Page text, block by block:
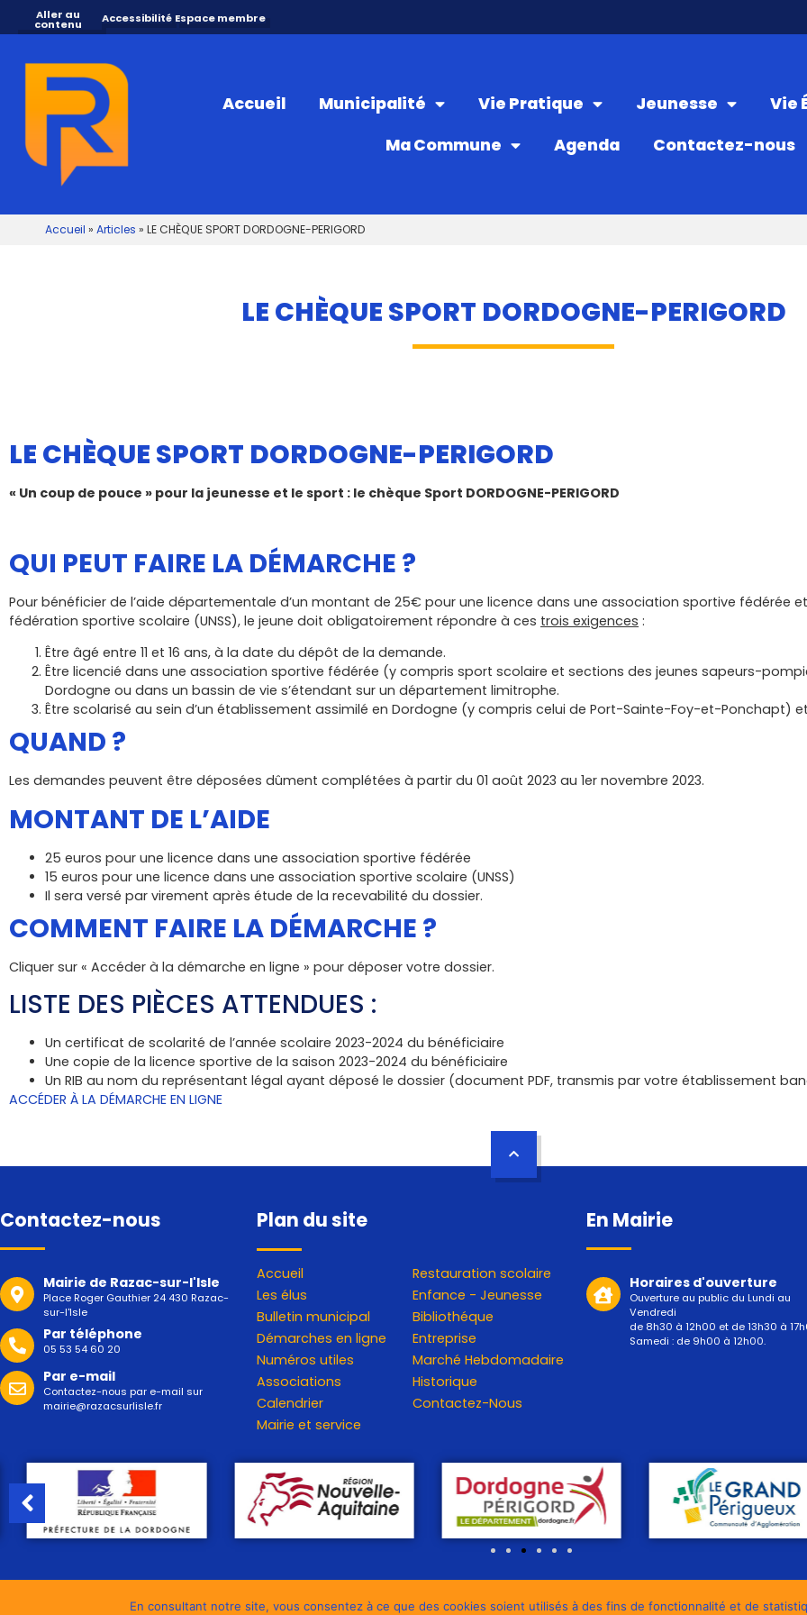
Aller au
contenu Accessibilité Espace membre
Accueil Municipalité Vie Pratique Jeunesse
Vie
Ma Commune
Agenda Contactez-nous
Accueil » Articles » LE CHÈQUE SPORT DORDOGNE-PERIGORD
LE CHÈQUE SPORT DORDOGNE-PERIGORD
LE CHÈQUE SPORT DORDOGNE-PERIGORD
« Un coup de pouce » pour la jeunesse et le sport : le chèque Sport DORDOGNE-PERIGORD
QUI PEUT FAIRE LA DÉMARCHE ?
Pour bénéficier de l’aide départementale d’un montant de 25€ pour une licence dans une association sportive fédérée
fédération sportive scolaire (UNSS), le jeune doit obligatoirement répondre à ces trois exigences :
Être âgé entre 11 et 16 ans, à la date du dépôt de la demande.
Être licencié dans une association sportive fédérée (y compris sport scolaire et sections des jeunes sapeurs-
Dordogne ou dans un bassin de vie s’étendant sur un département limitrophe.
Être scolarisé au sein d’un établissement assimilé en Dordogne (y compris celui de Port-Sainte-Foy-et-Ponchapt)
QUAND ?
Les demandes peuvent être déposées dûment complétées à partir du 01 août 2023 au 1er novembre 2023.
MONTANT DE L’AIDE
25 euros pour une licence dans une association sportive fédérée
15 euros pour une licence dans une association sportive scolaire (UNSS)
Il sera versé par virement après étude de la recevabilité du dossier.
COMMENT FAIRE LA DÉMARCHE ?
Cliquer sur « Accéder à la démarche en ligne » pour déposer votre dossier.
LISTE DES PIÈCES ATTENDUES :
Un certificat de scolarité de l’année scolaire 2023-2024 du bénéficiaire
Une copie de la licence sportive de la saison 2023-2024 du bénéficiaire
Un RIB au nom du représentant légal ayant déposé le dossier (document PDF, transmis par votre établissement
ACCÉDER À LA DÉMARCHE EN LIGNE
Contactez-nous
Mairie de Razac-sur-l'Isle
Place Roger Gauthier 24 430 Razac-
sur-l'Isle
Par téléphone
05 53 54 60 20
Par e-mail
Contactez-nous par e-mail sur
mairie@razacsurlisle.fr
Plan du site
Accueil
Les élus
Bulletin municipal
Démarches en ligne
Numéros utiles
Associations
Calendrier
Mairie et service
Restauration scolaire
Enfance - Jeunesse
Bibliothéque
Entreprise
Marché Hebdomadaire
Historique
Contactez-Nous
En Mairie
Horaires d'ouverture
Ouverture au public du Lundi au
Vendredi
de 8h30 à 12h00 et de 13h30 à
Samedi : de 9h00 à 12h00.
En consultant notre site, vous consentez à ce que des cookies soient utilisés à des fins de fonctionnalité et de